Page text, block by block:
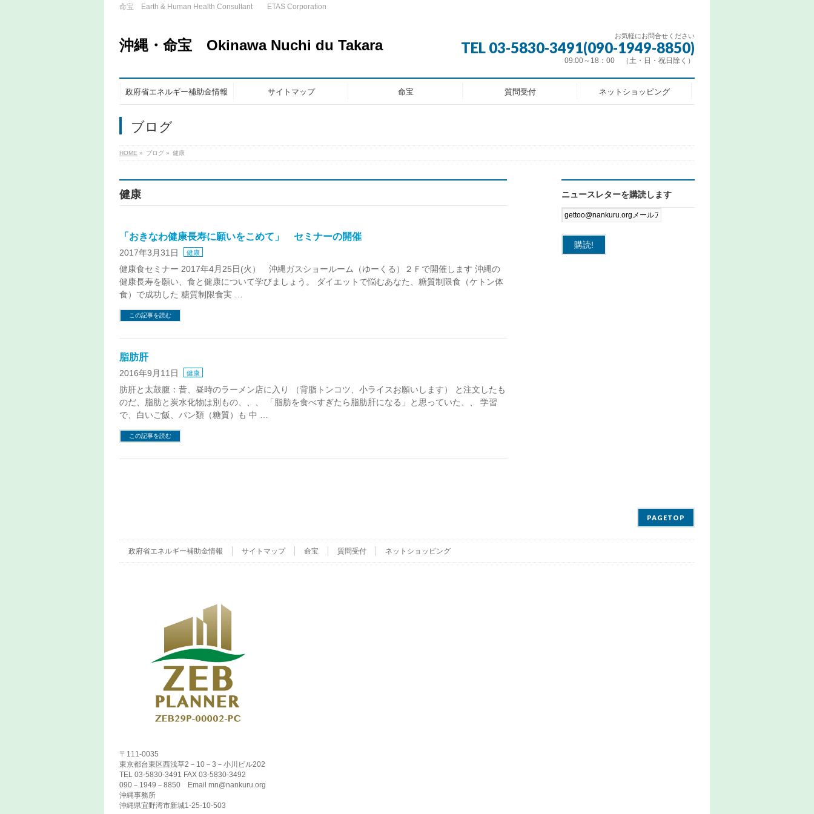
命宝 Earth & Human Health Consultant ETAS Corporation
沖縄・命宝 Okinawa Nuchi du Takara
お気軽にお問合せください
TEL 03-5830-3491(090-1949-8850)
09:00～18：00 （土・日・祝日除く）
政府省エネルギー補助金情報 サイトマップ 命宝 質問受付 ネットショッピング
ブログ
HOME » ブログ » 健康
健康
「おきなわ健康長寿に願いをこめて」 セミナーの開催
2017年3月31日 健康
健康食セミナー 2017年4月25日(火） 沖縄ガスショールーム（ゆーくる）２Ｆで開催します 沖縄の
健康長寿を願い、食と健康について学びましょう。 ダイエットで悩むあなた、糖質制限食（ケトン体
食）で成功した 糖質制限食実 …
この記事を読む
脂肪肝
2016年9月11日 健康
肪肝と太鼓腹：昔、昼時のラーメン店に入り （背脂トンコツ、小ライスお願いします） と注文したも
のだ、脂肪と炭水化物は別もの、、、 「脂肪を食べすぎたら脂肪肝になる」と思っていた、、 学習
で、白いご飯、パン類（糖質）も 中 …
この記事を読む
ニュースレターを購読します
PAGETOP
政府省エネルギー補助金情報 サイトマップ 命宝 質問受付 ネットショッピング
〒111-0035
東京都台東区西浅草2－10－3－小川ビル202
TEL 03-5830-3491 FAX 03-5830-3492
090－1949－8850 Email mn@nankuru.org
沖縄事務所
沖縄県宜野湾市新城1-25-10-503